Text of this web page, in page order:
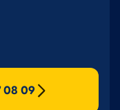
08 09